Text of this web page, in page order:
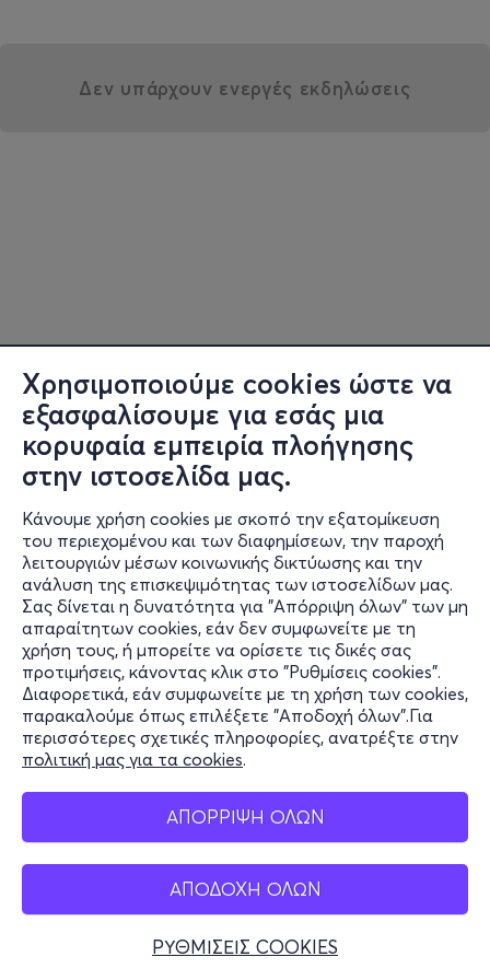
Χρησιμοποιούμε cookies ώστε να
εξασφαλίσουμε για εσάς μια
κορυφαία εμπειρία πλοήγησης
στην ιστοσελίδα μας.
Κάνουμε χρήση cookies με σκοπό την εξατομίκευση
του περιεχομένου και των διαφημίσεων, την παροχή
λειτουργιών μέσων κοινωνικής δικτύωσης και την
ανάλυση της επισκεψιμότητας των ιστοσελίδων μας.
Σας δίνεται η δυνατότητα για "Απόρριψη όλων" των μη
απαραίτητων cookies, εάν δεν συμφωνείτε με τη
χρήση τους, ή μπορείτε να ορίσετε τις δικές σας
προτιμήσεις, κάνοντας κλικ στο "Ρυθμίσεις cookies".
Διαφορετικά, εάν συμφωνείτε με τη χρήση των cookies,
παρακαλούμε όπως επιλέξετε "Αποδοχή όλων".Για
περισσότερες σχετικές πληροφορίες, ανατρέξτε στην
πολιτική μας για τα cookies.
ΑΠΟΡΡΙΨΗ ΟΛΩΝ
ΑΠΟΔΟΧΗ ΟΛΩΝ
ΡΥΘΜΙΣΕΙΣ COOKIES
Δεν υπάρχουν ενεργές εκδηλώσεις